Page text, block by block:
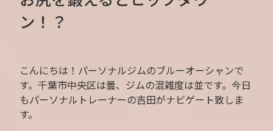
ン！？
こんにちは！パーソナルジムのブルーオーシャンで
す。千葉市中央区は曇、ジムの混雑度は並です。今日
もパーソナルトレーナーの吉田がナビゲート致しま
す。